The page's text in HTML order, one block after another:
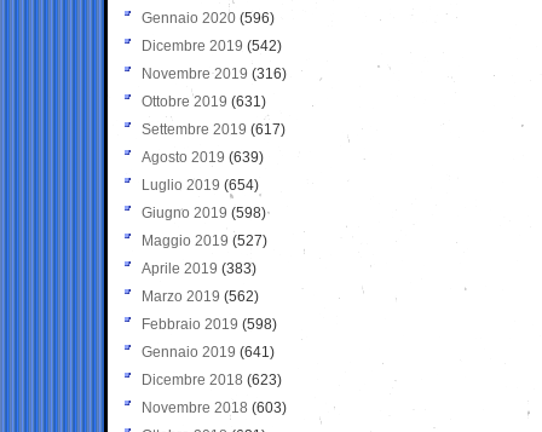
Gennaio 2020 (596)
Dicembre 2019 (542)
Novembre 2019 (316)
Ottobre 2019 (631)
Settembre 2019 (617)
Agosto 2019 (639)
Luglio 2019 (654)
Giugno 2019 (598)
Maggio 2019 (527)
Aprile 2019 (383)
Marzo 2019 (562)
Febbraio 2019 (598)
Gennaio 2019 (641)
Dicembre 2018 (623)
Novembre 2018 (603)